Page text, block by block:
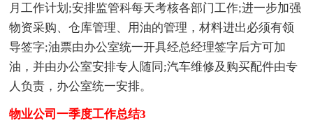
月工作计划;安排监管科每天考核各部门工作;进一步加强
物资采购、仓库管理、用油的管理，材料进出必须有领
导签字;油票由办公室统一开具经总经理签字后方可加
油，并由办公室安排专人随同;汽车维修及购买配件由专
人负责，办公室统一安排。
物业公司一季度工作总结3